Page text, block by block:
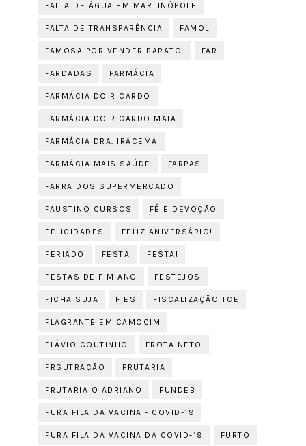
FALTA DE ÁGUA EM MARTINÓPOLE
FALTA DE TRANSPARÊNCIA FAMOL
FAMOSA POR VENDER BARATO. FAR
FARDADAS FARMÁCIA
FARMÁCIA DO RICARDO
FARMÁCIA DO RICARDO MAIA
FARMÁCIA DRA. IRACEMA
FARMÁCIA MAIS SAÚDE FARPAS
FARRA DOS SUPERMERCADO
FAUSTINO CURSOS FÉ E DEVOÇÃO
FELICIDADES FELIZ ANIVERSÁRIO!
FERIADO FESTA FESTA!
FESTAS DE FIM ANO FESTEJOS
FICHA SUJA FIES FISCALIZAÇÃO TCE
FLAGRANTE EM CAMOCIM
FLÁVIO COUTINHO FROTA NETO
FRSUTRAÇÃO FRUTARIA
FRUTARIA O ADRIANO FUNDEB
FURA FILA DA VACINA - COVID-19
FURA FILA DA VACINA DA COVID-19 FURTO